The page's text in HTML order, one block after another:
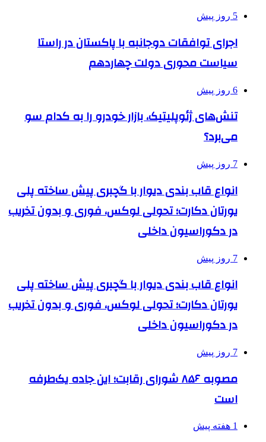
5 روز پیش
اجرای توافقات دوجانبه با پاکستان در راستا
سیاست محوری دولت چهاردهم
6 روز پیش
تنش‌های ژئوپلیتیک، بازار خودرو را به کدام سو
می‌برد؟
7 روز پیش
انواع قاب بندی دیوار با گچبری پیش ساخته پلی
یورتان دکارت؛ تحولی لوکس، فوری و بدون تخریب
در دکوراسیون داخلی
7 روز پیش
انواع قاب بندی دیوار با گچبری پیش ساخته پلی
یورتان دکارت؛ تحولی لوکس، فوری و بدون تخریب
در دکوراسیون داخلی
7 روز پیش
مصوبه ۸۵۶ شورای رقابت؛ این جاده یک‌طرفه
است
1 هفته پیش